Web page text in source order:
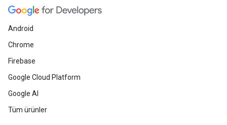
Android
Chrome
Firebase
Google Cloud Platform
Google AI
Tüm ürünler